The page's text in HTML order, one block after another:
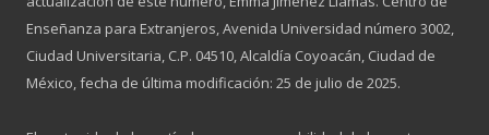
Enseñanza para Extranjeros, Avenida Universidad número 3002,
Ciudad Universitaria, C.P. 04510, Alcaldía Coyoacán, Ciudad de
México, fecha de última modificación: 25 de julio de 2025.